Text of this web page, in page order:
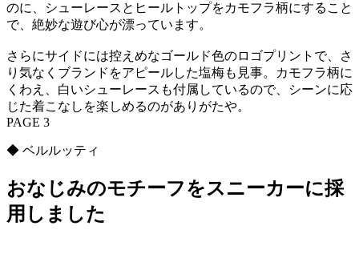
のに、シューレースとヒールトップをカモフラ柄にすること
で、絶妙な遊び心が漂っています。
さらにサイドには控えめなゴールド色のロゴプリントで、さ
り気なくブランドをアピールした塩梅も見事。カモフラ柄に
くわえ、白いシューレースも付属しているので、シーンに応
じた着こなしを楽しめるのがありがたや。
PAGE 3
◆ ベルルッティ
おなじみのモチーフをスニーカーに採
用しました